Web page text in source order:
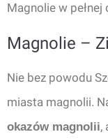
Magnolie w pełnej
Magnolie –
Nie bez powodu
miasta magnolii.
okazów magnolii,